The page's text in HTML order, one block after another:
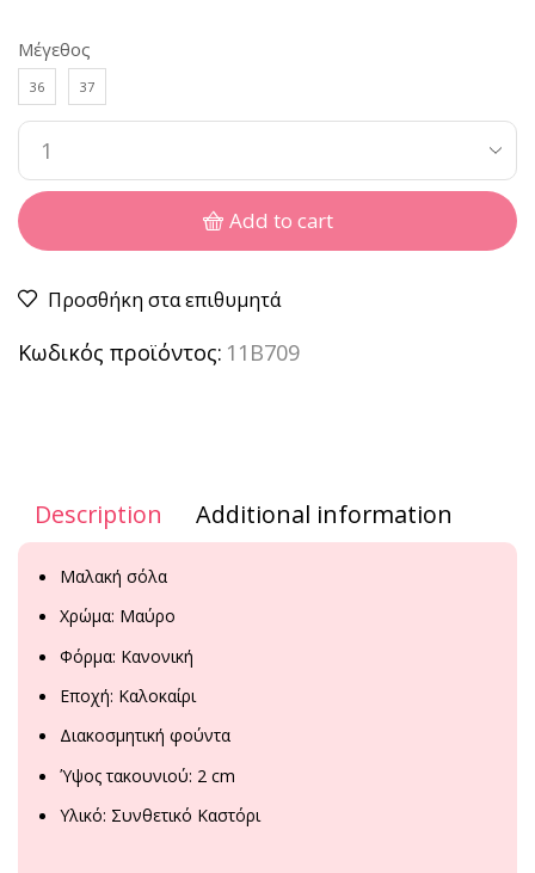
Μέγεθος
36 37
Add to cart
Προσθήκη στα επιθυμητά
Κωδικός προϊόντος: 11B709
Description Additional information
Μαλακή σόλα
Χρώμα: Μαύρο
Φόρμα: Κανονική
Εποχή: Καλοκαίρι
Διακοσμητική φούντα
Ύψος τακουνιού: 2 cm
Υλικό: Συνθετικό Καστόρι